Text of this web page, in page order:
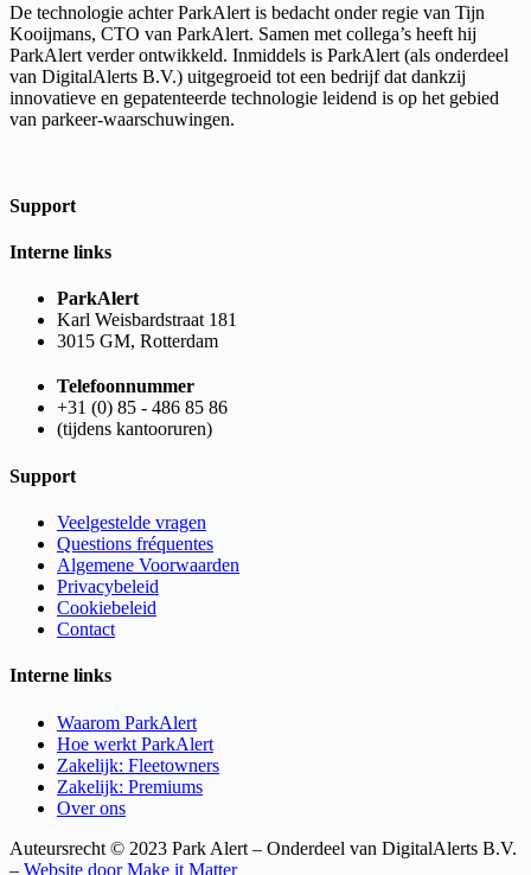
De technologie achter ParkAlert is bedacht onder regie van Tijn
Kooijmans, CTO van ParkAlert. Samen met collega’s heeft hij
ParkAlert verder ontwikkeld. Inmiddels is ParkAlert (als onderdeel
van DigitalAlerts B.V.) uitgegroeid tot een bedrijf dat dankzij
innovatieve en gepatenteerde technologie leidend is op het gebied
van parkeer-waarschuwingen.
Support
Interne links
ParkAlert
Karl Weisbardstraat 181
3015 GM, Rotterdam
Telefoonnummer
+31 (0) 85 - 486 85 86
(tijdens kantooruren)
Support
Veelgestelde vragen
Questions fréquentes
Algemene Voorwaarden
Privacybeleid
Cookiebeleid
Contact
Interne links
Waarom ParkAlert
Hoe werkt ParkAlert
Zakelijk: Fleetowners
Zakelijk: Premiums
Over ons
Auteursrecht © 2023 Park Alert – Onderdeel van DigitalAlerts B.V.
– Website door Make it Matter